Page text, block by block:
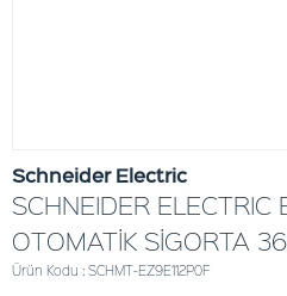
Schneider Electric
SCHNEIDER ELECTRIC
OTOMATİK SİGORTA
Ürün Kodu : SCHMT-EZ9E112P0F